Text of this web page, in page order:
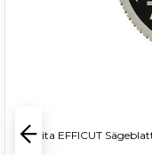
Makita EFFICUT